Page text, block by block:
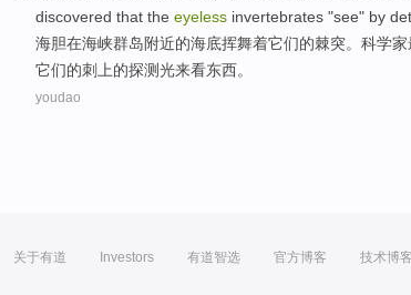
discovered that the eyeless invertebrates "see" by
海胆在海峡群岛附近的海底挥舞着它们的棘突。 科学家
它们的刺 上的探测光来看东西。
youdao
关于有道 Investors 有道智选 官方博客 技术博客